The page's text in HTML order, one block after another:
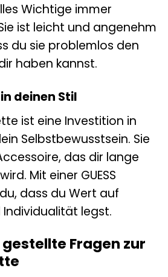
Wichtige immer
ist leicht und angenehm
du sie problemlos den
haben kannst.
deinen Stil
ist eine Investition in
Selbstbewusstsein. Sie
das dir lange
Mit einer GUESS
dass du Wert auf
Individualität legst.
gestellte Fragen zur